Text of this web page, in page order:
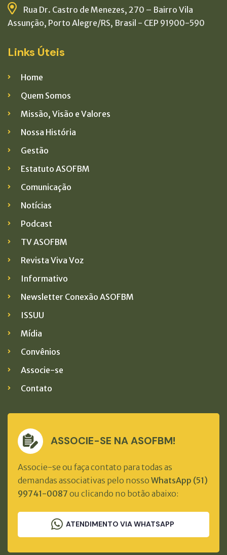
Rua Dr. Castro de Menezes, 270 – Bairro Vila
Assunção, Porto Alegre/RS, Brasil - CEP 91900-590
Links Úteis
Home
Quem Somos
Missão, Visão e Valores
Nossa História
Gestão
Estatuto ASOFBM
Comunicação
Notícias
Podcast
TV ASOFBM
Revista Viva Voz
Informativo
Newsletter Conexão ASOFBM
ISSUU
Mídia
Convênios
Associe-se
Contato
ASSOCIE-SE NA ASOFBM!
Associe-se ou faça contato para todas as
demandas associativas pelo nosso WhatsApp (51)
99741-0087 ou clicando no botão abaixo:
ATENDIMENTO VIA WHATSAPP